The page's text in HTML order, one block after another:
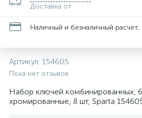
Доставка от
Наличный и безналичный
Артикул: 154605
Пока нет отзывов
Набор ключей комбинированных,
хромированные, 8 шт, Sparta